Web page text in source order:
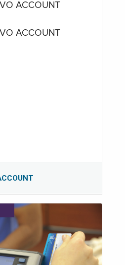
ACCOUNT
ACCOUNT